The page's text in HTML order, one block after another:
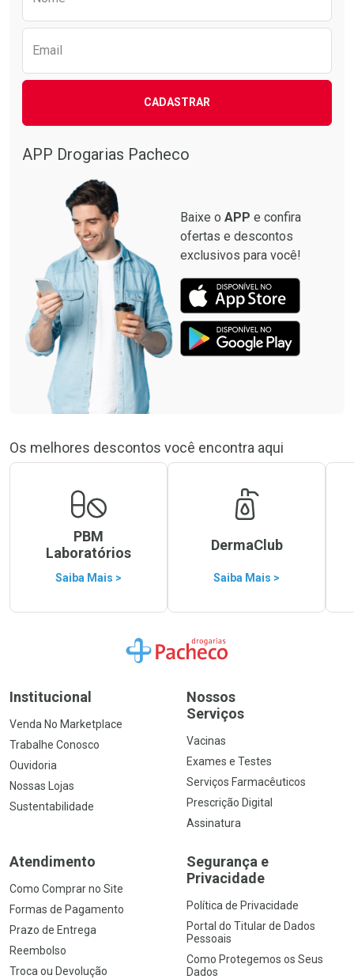
Email
CADASTRAR
APP Drogarias Pacheco
Baixe o APP e confira
ofertas e descontos
exclusivos para você!
Os melhores descontos você encontra aqui
PBM
Laboratórios
Saiba Mais >
DermaClub
Saiba Mais >
Ir para a Home
Institucional
Venda No Marketplace
Trabalhe Conosco
Ouvidoria
Nossas Lojas
Sustentabilidade
Nossos
Serviços
Vacinas
Exames e Testes
Serviços Farmacêuticos
Prescrição Digital
Assinatura
Atendimento
Como Comprar no Site
Formas de Pagamento
Prazo de Entrega
Reembolso
Troca ou Devolução
Segurança e
Privacidade
Política de Privacidade
Portal do Titular de Dados
Pessoais
Como Protegemos os Seus
Dados